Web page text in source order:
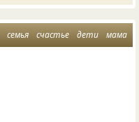
семья счастье дети мама